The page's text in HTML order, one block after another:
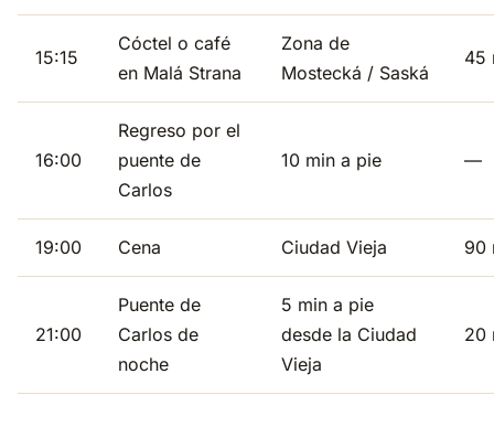
15:15
Cóctel o café
en Malá Strana
Zona de
Mostecká / Saská
45
16:00
Regreso por el
puente de
Carlos
10 min a pie —
19:00 Cena Ciudad Vieja 90
21:00
Puente de
Carlos de
noche
5 min a pie
desde la Ciudad
Vieja
20